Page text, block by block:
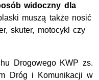
widoczny dla
muszą także nosić
skuter, motocykl czy
Drogowego KWP zs.
Dróg i Komunikacji w